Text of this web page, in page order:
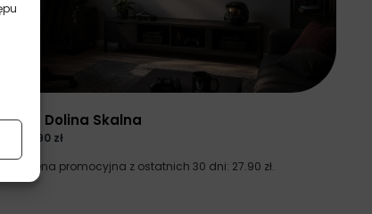
Dolina Skalna
27.90 zł
cena promocyjna z ostatnich 30 dni: 27.90 zł.